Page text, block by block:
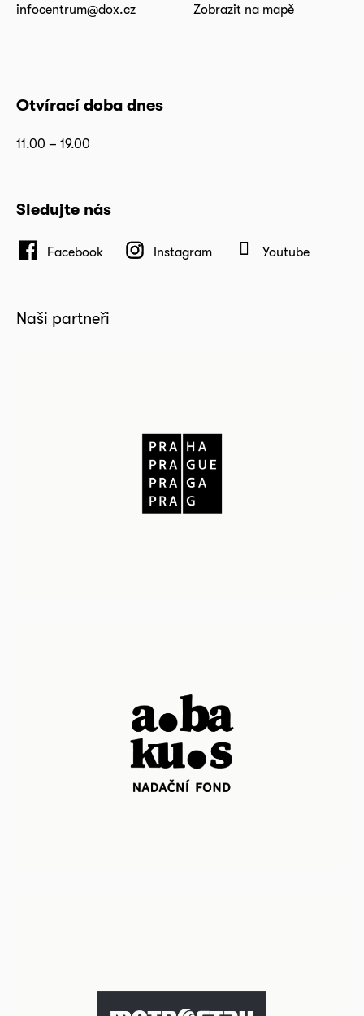
infocentrum@dox.cz
Zobrazit na mapě
Otvírací doba dnes
11.00 – 19.00
Sledujte nás
Facebook Instagram Youtube
Naši partneři